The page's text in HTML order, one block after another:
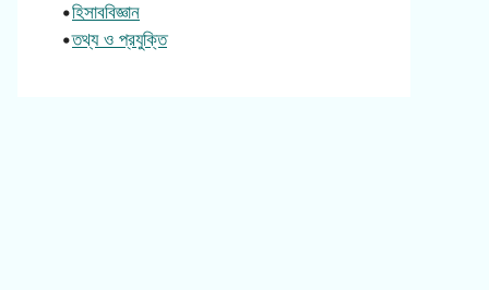
•হিসাববিজ্ঞান
•তথ্য ও প্রযুক্তি